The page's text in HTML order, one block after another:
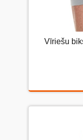
Vīriešu